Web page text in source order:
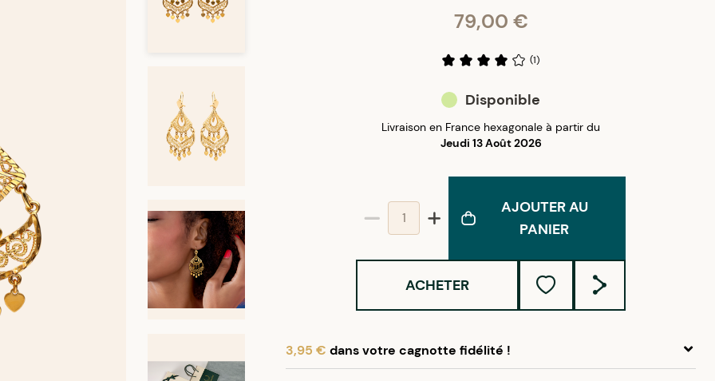
79,00 €
(1)
Disponible
Livraison en France hexagonale à partir du
Jeudi 13 Août 2026
AJOUTER AU
PANIER
ACHETER
3,95 € dans votre cagnotte fidélité !